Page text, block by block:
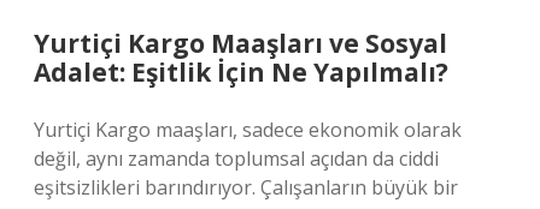
Yurtiçi Kargo Maaşları ve Sosyal
Adalet: Eşitlik İçin Ne Yapılmalı?
Yurtiçi Kargo maaşları, sadece ekonomik olarak
değil, aynı zamanda toplumsal açıdan da ciddi
eşitsizlikleri barındırıyor. Çalışanların büyük bir